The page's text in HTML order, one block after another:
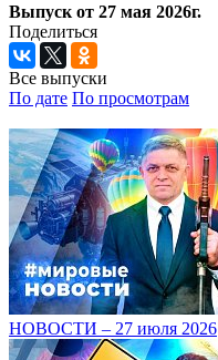
Выпуск от 27 мая 2026г.
Поделиться
Все выпуски
По дате По просмотрам
НОВОСТИ – 27 июля 2026